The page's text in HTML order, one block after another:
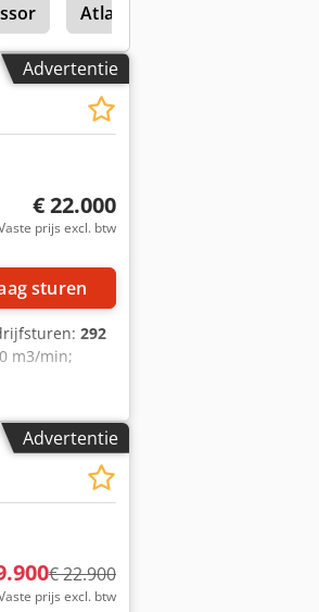
Atlas Ar50
Advertentie
€ 22.000
prijs excl. btw
sturen
292
m3/min;
Advertentie
€ 22.900
prijs excl. btw